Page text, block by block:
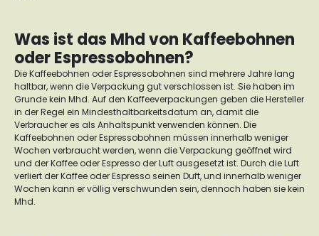
Was ist das Mhd von Kaffeebohnen
oder Espressobohnen?
Die Kaffeebohnen oder Espressobohnen sind mehrere Jahre lang
haltbar, wenn die Verpackung gut verschlossen ist. Sie haben im
Grunde kein Mhd. Auf den Kaffeeverpackungen geben die Hersteller
in der Regel ein Mindesthaltbarkeitsdatum an, damit die
Verbraucher es als Anhaltspunkt verwenden können. Die
Kaffeebohnen oder Espressobohnen müssen innerhalb weniger
Wochen verbraucht werden, wenn die Verpackung geöffnet wird
und der Kaffee oder Espresso der Luft ausgesetzt ist. Durch die Luft
verliert der Kaffee oder Espresso seinen Duft, und innerhalb weniger
Wochen kann er völlig verschwunden sein, dennoch haben sie kein
Mhd.